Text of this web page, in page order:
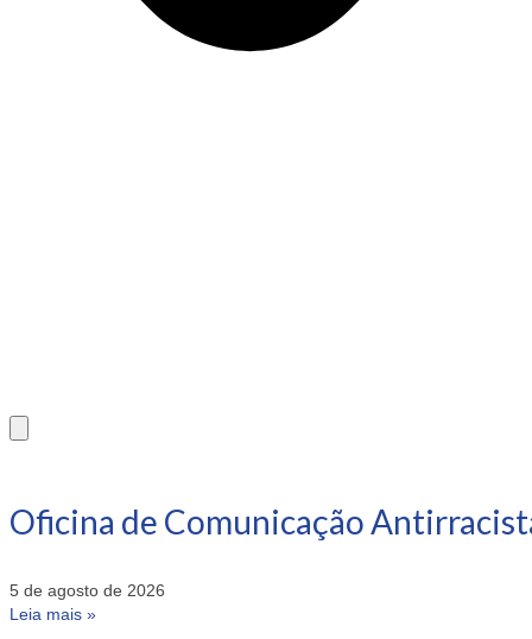
Oficina de Comunicação
5 de agosto de 2026
Leia mais »